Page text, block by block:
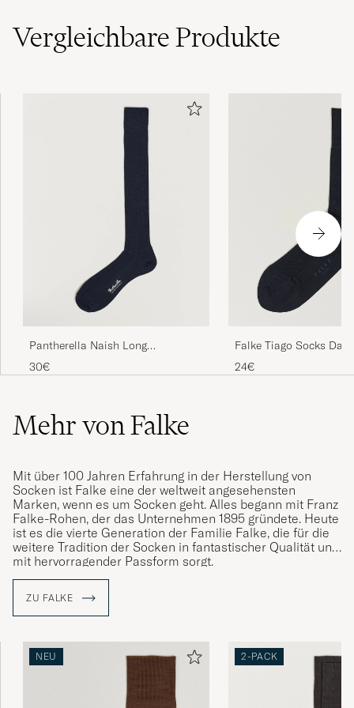
GEKAUFT AM AUF CAREOFCARL.NO
Bra utvalg og rask levering.
GEKAUFT AM AUF CAREOFCARL.NO
Godt utvalg.
LEIF S GEKAUFT AM AUF CAREOFCARL.NO
Raskt og effektivt 👍😀
STEF G GEKAUFT AM AUF CAREOFCARL.COM
Bra strumpa till vardags som fest.
Har använt mig av Falke Airport dom senaste
30 åren och kan inte tänka mig något annat.
Dessa är helt kanonbra helt enkelt //Lars
VergleichbareProdukte
Pantherella Naish Long
Merino/Nylon Sock Navy
30€
Falke Tiago Socks
24€
Mehr von Falke
Mit über 100 Jahren Erfahrung in der Herstellung von
Socken ist Falke eine der weltweit angesehensten
Marken, wenn es um Socken geht. Alles begann mit Franz
Falke-Rohen, der das Unternehmen 1895 gründete. Heute
ist es die vierte Generation der Familie Falke, die für die
weitere Tradition der Socken in fantastischer Qualität und
mit hervorragender Passform sorgt.
ZU FALKE
NEU 2-PACK